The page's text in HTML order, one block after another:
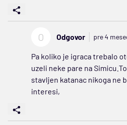
O Odgovor pre 4
Pa koliko je igraca trebalo
uzeli neke pare na
stavljen katanac nikoga ne
interesi,